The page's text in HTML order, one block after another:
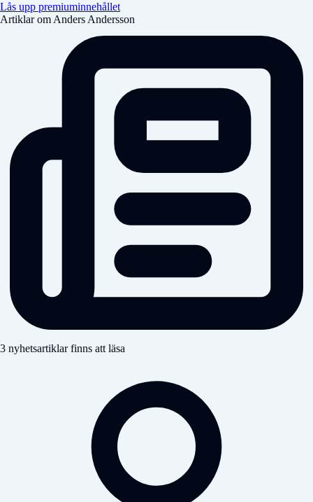
Lås upp premiuminnehållet
Artiklar om Anders Andersson
3 nyhetsartiklar finns att läsa